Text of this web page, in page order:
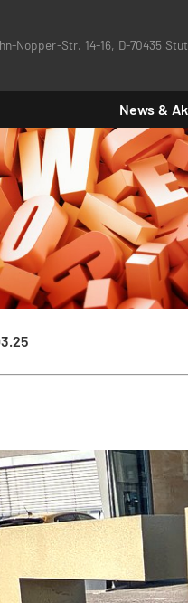
Nopper-Str. 14-16, D-70435
News &